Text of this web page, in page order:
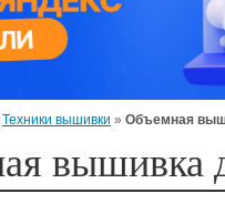
Техники вышивки » Объемная
вышивка